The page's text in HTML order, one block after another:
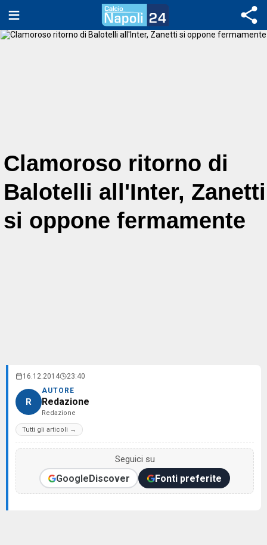
Clamoroso ritorno di
Balotelli all'Inter, Zanetti
si oppone fermamente
16.12.2014 23:40
R
AUTORE
Redazione
Redazione
Tutti gli articoli →
Seguici su
GoogleDiscover Fonti preferite